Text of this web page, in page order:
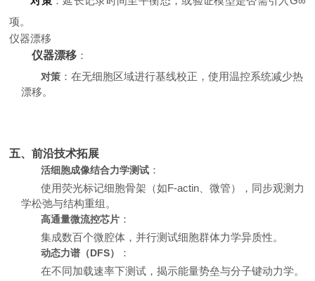
项。
仪器漂移
仪器漂移 ：
对策 ：在无细胞区域进行基线校正，使用温控系统减少热
漂移。
五、前沿技术拓展
活细胞成像结合力学测试 ：
使用荧光标记细胞骨架（如F-actin、微管），同步观测力
学松弛与结构重组。
高通量微流控芯片 ：
集成数百个微腔体，并行测试细胞群体力学异质性。
动态力谱（DFS）
：
在不同加载速率下测试，揭示能量势垒与分子键动力学。